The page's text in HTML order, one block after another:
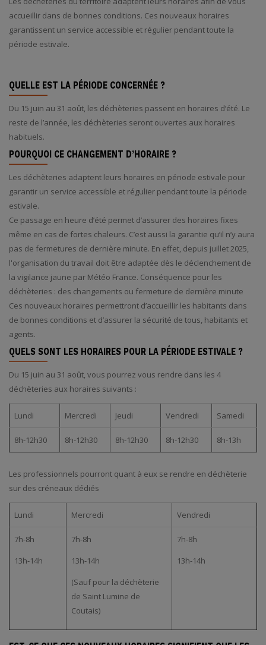
accueillir dans de bonnes conditions. Ces nouveaux horaires
garantissent un service accessible et régulier pendant toute la
période estivale.
QUELLE EST LA PÉRIODE CONCERNÉE ?
Du 15 juin au 31 août, les déchèteries passent en horaires d’été. Le
reste de l’année, les déchèteries seront ouvertes aux horaires
habituels.
POURQUOI CE CHANGEMENT D’HORAIRE ?
Les déchèteries adaptent leurs horaires en période estivale pour
garantir un service accessible et régulier pendant toute la période
estivale.
Ce passage en heure d’été permet d’assurer des horaires fixes
même en cas de fortes chaleurs. C’est aussi la garantie qu’il n’y aura
pas de fermetures de dernière minute. En effet, depuis juillet 2025,
l'organisation du travail doit être adaptée dès le déclenchement de
la vigilance jaune par Météo France. Conséquence pour les
déchèteries : des changements ou fermeture de dernière minute
Ces nouveaux horaires permettront d’accueillir les habitants dans
de bonnes conditions et d’assurer la sécurité de tous, habitants et
agents.
QUELS SONT LES HORAIRES POUR LA PÉRIODE ESTIVALE ?
Du 15 juin au 31 août, vous pourrez vous rendre dans les 4
déchèteries aux horaires suivants :
Lundi Mercredi Jeudi Vendredi Samedi
8h-12h30 8h-12h30 8h-12h30 8h-12h30 8h-13h
Les professionnels pourront quant à eux se rendre en déchèterie
sur des créneaux dédiés
Lundi Mercredi Vendredi
7h-8h
13h-14h
7h-8h
13h-14h
(Sauf pour la déchèterie
de Saint Lumine de
Coutais)
7h-8h
13h-14h